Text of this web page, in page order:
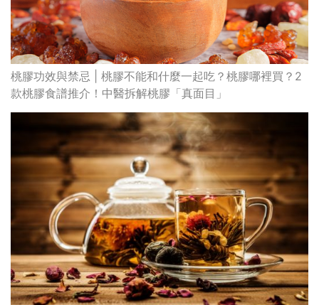
桃膠功效與禁忌 | 桃膠不能和什麼一起吃？桃膠哪裡買？2
款桃膠食譜推介！中醫拆解桃膠「真面目」